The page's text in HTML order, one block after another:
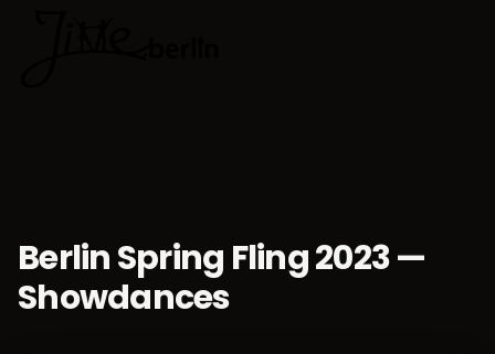
Berlin Spring Fling 2023 —
Showdances